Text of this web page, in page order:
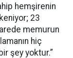
hemşirenin
23
memurun
hiç
şey yoktur.”